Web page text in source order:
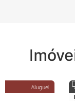
Apartamento